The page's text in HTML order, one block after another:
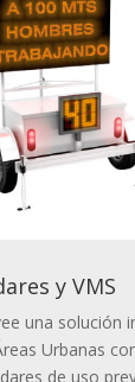
y VMS
una solución
Urbanas
de uso